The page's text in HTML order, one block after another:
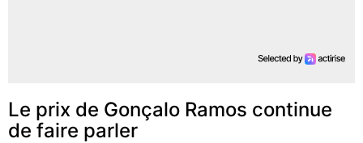
Le prix de Gonçalo Ramos continue
de faire parler